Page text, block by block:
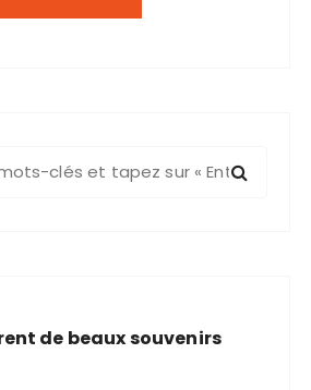
de beaux souvenirs